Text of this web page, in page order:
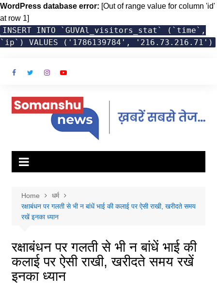
WordPress database error: [Out of range value for column 'id'
at row 1]
INSERT INTO `GUVAl_visitors_stat` (`time`,
`ip`) VALUES ('1786139784', '216.73.216.71')
Home
धर्म
रक्षाबंधन पर गलती से भी न बांधें भाई की कलाई पर ऐसी राखी, खरीदते समय
रखें इनका ध्यान
रक्षाबंधन पर गलती से भी न बांधें भाई की
कलाई पर ऐसी राखी, खरीदते समय रखें
इनका ध्यान